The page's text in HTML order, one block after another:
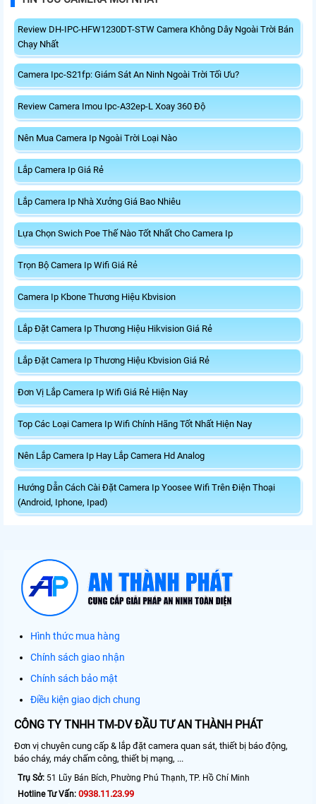
Review DH-IPC-HFW1230DT-STW Camera Không Dây Ngoài Trời Bán
Chạy Nhất
Camera Ipc-S21fp: Giám Sát An Ninh Ngoài Trời Tối Ưu?
Review Camera Imou Ipc-A32ep-L Xoay 360 Độ
Nên Mua Camera Ip Ngoài Trời Loại Nào
Lắp Camera Ip Giá Rẻ
Lắp Camera Ip Nhà Xưởng Giá Bao Nhiêu
Lựa Chọn Swich Poe Thế Nào Tốt Nhất Cho Camera Ip
Trọn Bộ Camera Ip Wifi Giá Rẻ
Camera Ip Kbone Thương Hiệu Kbvision
Lắp Đặt Camera Ip Thương Hiệu Hikvision Giá Rẻ
Lắp Đặt Camera Ip Thương Hiệu Kbvision Giá Rẻ
Đơn Vị Lắp Camera Ip Wifi Giá Rẻ Hiện Nay
Top Các Loại Camera Ip Wifi Chính Hãng Tốt Nhất Hiện Nay
Nên Lắp Camera Ip Hay Lắp Camera Hd Analog
Hướng Dẫn Cách Cài Đặt Camera Ip Yoosee Wifi Trên Điện Thoại
(Android, Iphone, Ipad)
Hình thức mua hàng
Chính sách giao nhận
Chính sách bảo mật
Điều kiện giao dịch chung
CÔNG TY TNHH TM-DV ĐẦU TƯ AN THÀNH PHÁT
Đơn vị chuyên cung cấp & lắp đặt camera quan sát, thiết bị báo động,
báo cháy, máy chấm công, thiết bị mạng, ...
Trụ Sở: 51 Lũy Bán Bích, Phường Phú Thạnh, TP. Hồ Chí Minh
Hotline Tư Vấn: 0938.11.23.99